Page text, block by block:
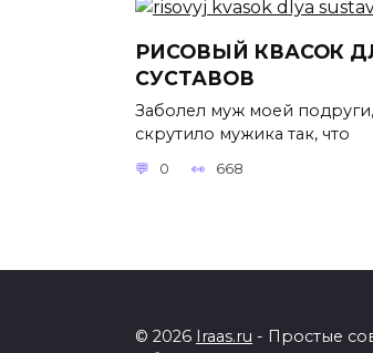
РИСОВЫЙ КВАСОК
СУСТАВОВ
Заболел муж моей подруги,
скрутило мужика так, что
0 668
© 2026 Iraas.ru - Простые